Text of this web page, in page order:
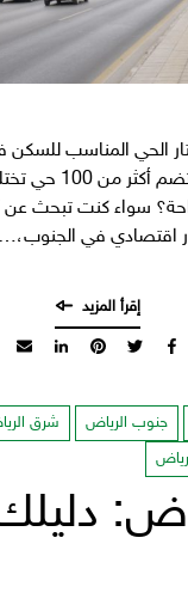
الحي المناسب
تعلم أن أحياء
سواء كنت تبحث
اقتصادي في الجنوب،…
جنوب الرياض شرق